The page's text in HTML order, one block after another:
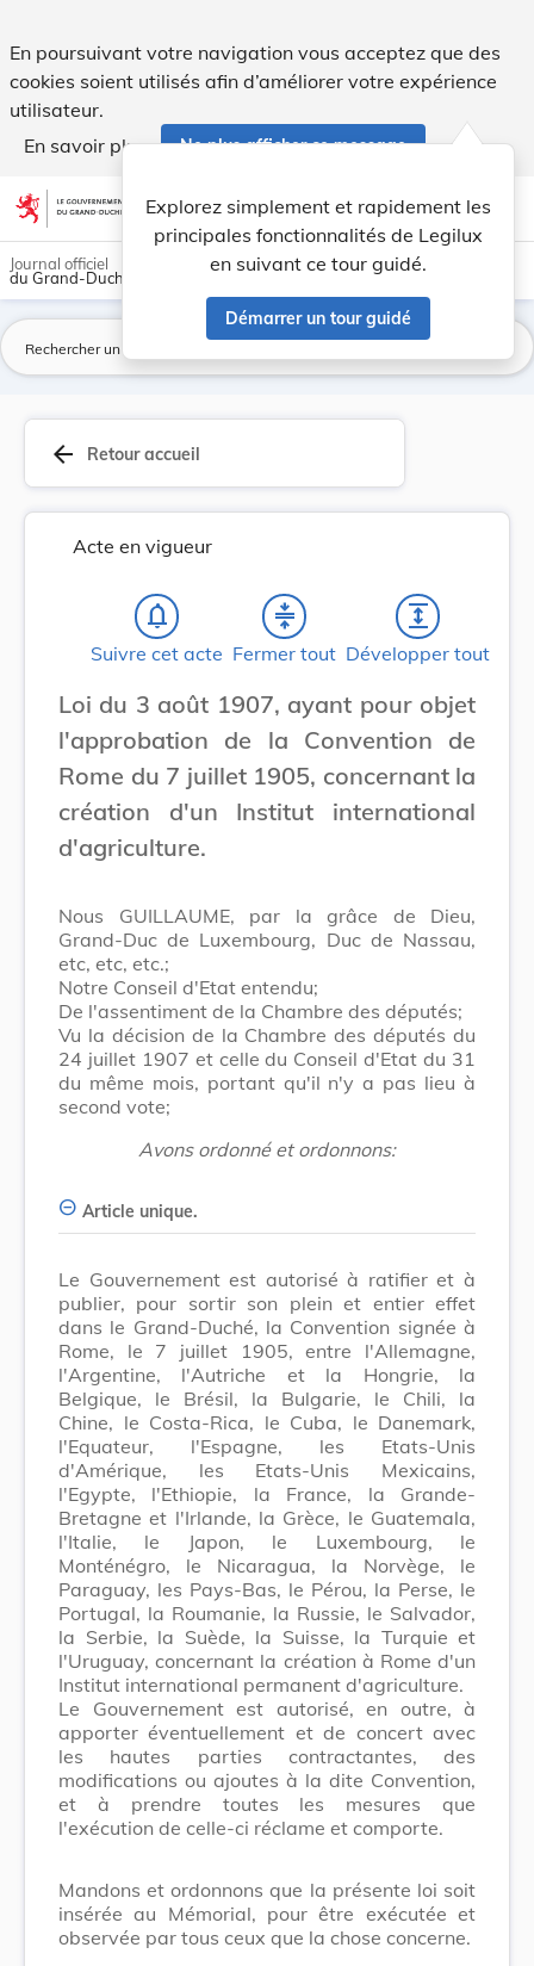
En poursuivant votre navigation vous acceptez que des
cookies soient utilisés afin d’améliorer votre expérience
utilisateur.
En savoir plus
Ne plus afficher ce message
Aller au contenu account_circle help Aide
Explorez simplement et rapidement les
principales fonctionnalités de Legilux
en suivant ce tour guidé.
Démarrer un tour guidé
light_mode dark_mode
Journal officiel
du Grand-Duché de Luxembourg
arrow_back Retour accueil
Acte en vigueur
notifications_none
Suivre cet acte
compress
Fermer tout
expand
Développer tout
Loi du 3 août 1907, ayant pour objet
l'approbation de la Convention de
Rome du 7 juillet 1905, concernant la
création d'un Institut international
d'agriculture.
Nous GUILLAUME, par la grâce de Dieu,
Grand-Duc de Luxembourg, Duc de Nassau,
etc, etc, etc.;
Notre Conseil d'Etat entendu;
De l'assentiment de la Chambre des députés;
Vu la décision de la Chambre des députés du
24 juillet 1907 et celle du Conseil d'Etat du 31
du même mois, portant qu'il n'y a pas lieu à
second vote;
Avons ordonné et ordonnons:
Article unique.
Le Gouvernement est autorisé à ratifier et à
publier, pour sortir son plein et entier effet
dans le Grand-Duché, la Convention signée à
Rome, le 7 juillet 1905, entre l'Allemagne,
l'Argentine, l'Autriche et la Hongrie, la
Belgique, le Brésil, la Bulgarie, le Chili, la
Chine, le Costa-Rica, le Cuba, le Danemark,
l'Equateur, l'Espagne, les Etats-Unis
d'Amérique, les Etats-Unis Mexicains,
l'Egypte, l'Ethiopie, la France, la Grande-
Bretagne et l'Irlande, la Grèce, le Guatemala,
l'Italie, le Japon, le Luxembourg, le
Monténégro, le Nicaragua, la Norvège, le
Paraguay, les Pays-Bas, le Pérou, la Perse, le
Portugal, la Roumanie, la Russie, le Salvador,
la Serbie, la Suède, la Suisse, la Turquie et
l'Uruguay, concernant la création à Rome d'un
Institut international permanent d'agriculture.
Le Gouvernement est autorisé, en outre, à
apporter éventuellement et de concert avec
les hautes parties contractantes, des
modifications ou ajoutes à la dite Convention,
et à prendre toutes les mesures que
l'exécution de celle-ci réclame et comporte.
Mandons et ordonnons que la présente loi soit
insérée au Mémorial, pour être exécutée et
observée par tous ceux que la chose concerne.